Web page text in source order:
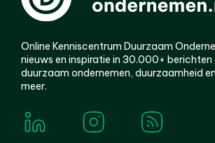
Online Kenniscentrum Duurzaam
nieuws en inspiratie in 30.000+ berichten
duurzaam ondernemen, duurzaamheid
meer.